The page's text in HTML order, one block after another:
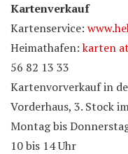
Kartenverkauf
Kartenservice:
Heimathafen:karten
56 82 13 33
Kartenvorverkauf in
Vorderhaus, 3. Stock
Montag bis
10 bis 14 Uhr